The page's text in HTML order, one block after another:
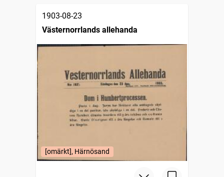
1903-08-23
Västernorrlands allehanda
[omärkt], Härnösand